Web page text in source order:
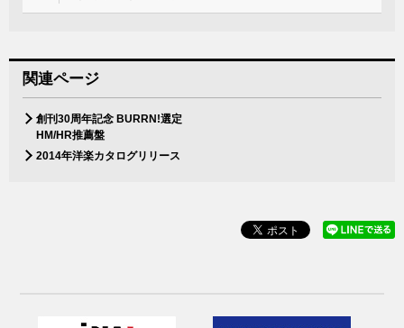
関連ページ
創刊30周年記念 BURRN!選定
HM/HR推薦盤
2014年洋楽カタログリリース